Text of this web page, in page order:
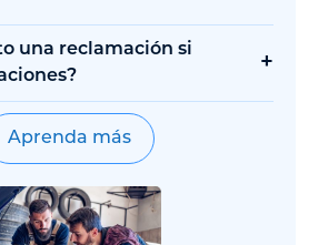
una reclamación si
+
Aprenda más